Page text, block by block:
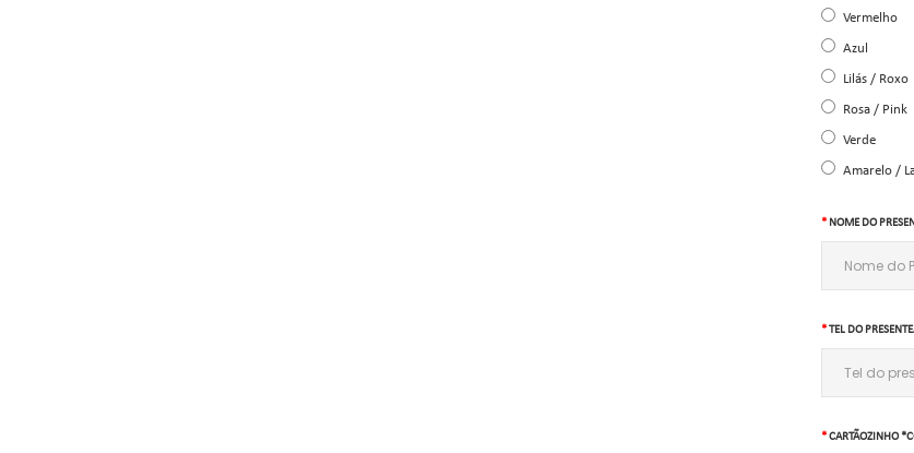
Vermelho
Azul
Lilás / Roxo
Rosa / Pink
Verde
Amarelo /
NOME DO
TEL DO
CARTÃOZINHO